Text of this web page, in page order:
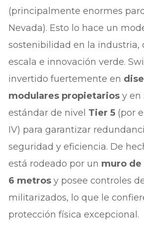
(principalmente enormes
Nevada). Esto lo hace un
sostenibilidad en la industria,
escala e innovación verde.
invertido fuertemente en
modulares propietarios y en
estándar de nivel Tier 5 (por
IV) para garantizar
seguridad y eficiencia. De
está rodeado por un muro
6 metros y posee controles
militarizados, lo que le
protección física excepcional.